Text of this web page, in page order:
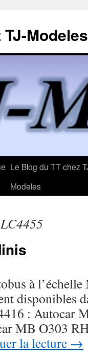
Modeles
Le Blog du TT chez
Modeles
LC4455
à
disponibles
: Autocar
MB O303
la lecture →